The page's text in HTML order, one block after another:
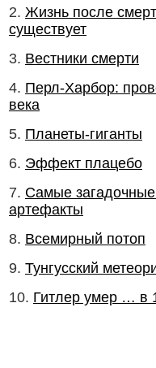
Жизнь после
существует
Вестники смерти
Перл-Харбор:
века
Планеты-гиганты
Эффект плацебо
Самые
артефакты
Всемирный потоп
Тунгусский
Гитлер умер … в